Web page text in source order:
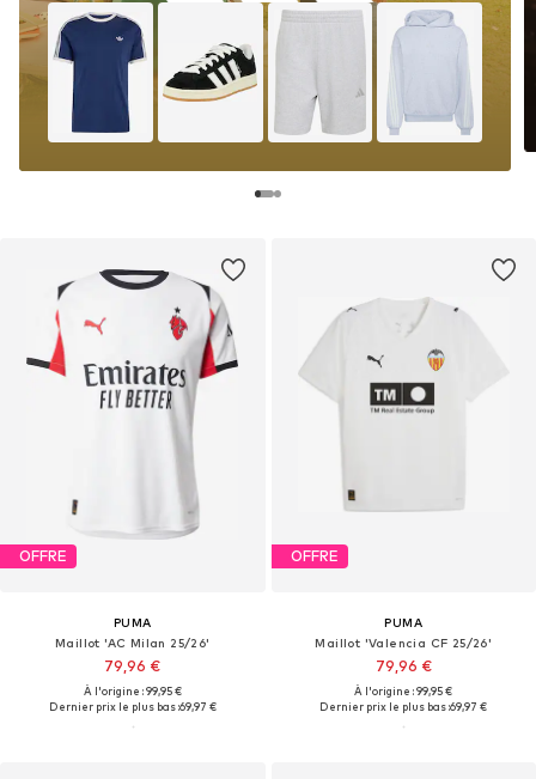
OFFRE
PUMA
Maillot 'AC Milan 25/26'
79,96 €
À l'origine : 99,95 €
Dernier prix le plus bas :69,97 €
OFFRE
PUMA
Maillot 'Valencia CF 25/26'
79,96 €
À l'origine : 99,95 €
Dernier prix le plus bas :69,97 €